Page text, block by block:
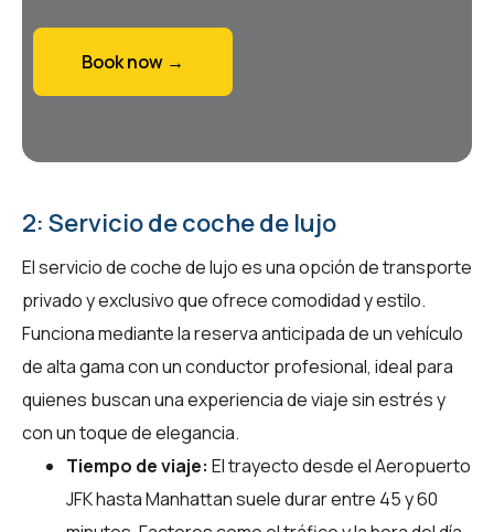
Book now →
2: Servicio de coche de lujo
El servicio de coche de lujo es una opción de transporte
privado y exclusivo que ofrece comodidad y estilo.
Funciona mediante la reserva anticipada de un vehículo
de alta gama con un conductor profesional, ideal para
quienes buscan una experiencia de viaje sin estrés y
con un toque de elegancia.
Tiempo de viaje: El trayecto desde el Aeropuerto
JFK hasta Manhattan suele durar entre 45 y 60